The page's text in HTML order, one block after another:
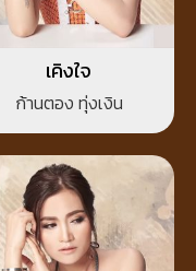
เคิงใจ
ก้านตอง ทุ่งเงิน